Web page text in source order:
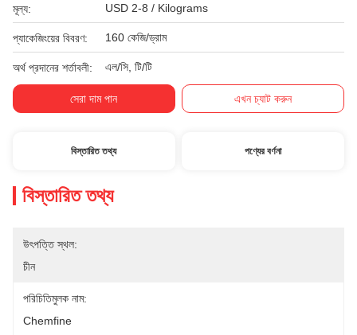
মূল্য: USD 2-8 / Kilograms
প্যাকেজিংয়ের বিবরণ: 160 কেজি/ড্রাম
অর্থ প্রদানের শর্তাবলী: এল/সি, টি/টি
সেরা দাম পান এখন চ্যাট করুন
বিস্তারিত তথ্য পণ্যের বর্ণনা
বিস্তারিত তথ্য
উৎপত্তি স্থল:
চীন
পরিচিতিমুলক নাম:
Chemfine